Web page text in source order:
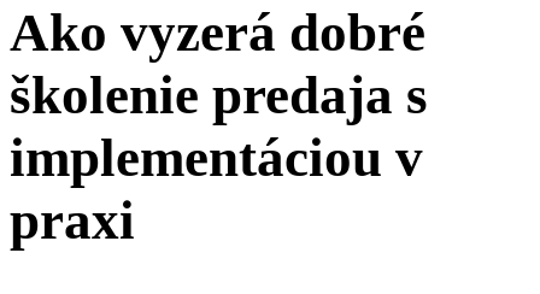
Ako vyzerá dobré
školenie predaja s
implementáciou v
praxi